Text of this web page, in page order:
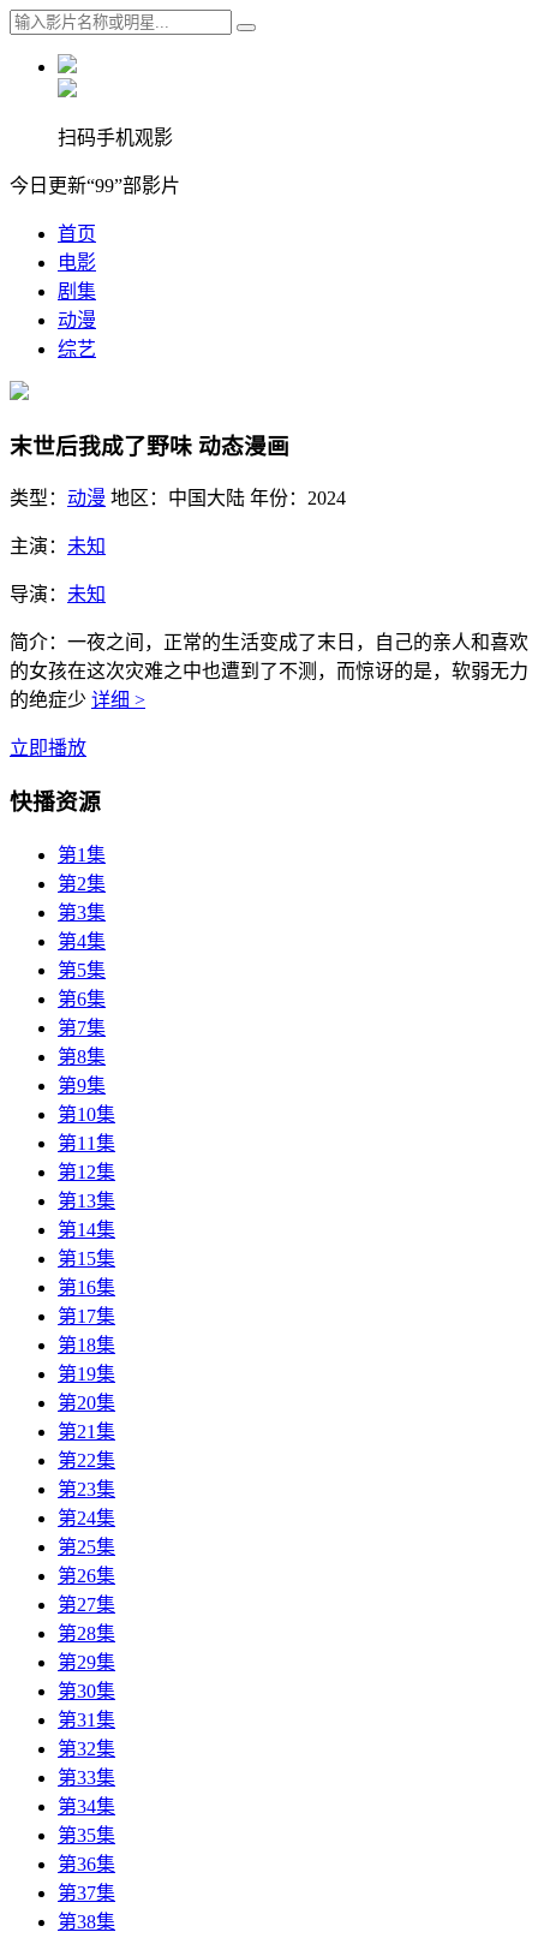
扫码手机观影
今日更新“99”部影片
首页
电影
剧集
动漫
综艺
末世后我成了野味 动态漫画
类型： 动漫 地区： 中国大陆 年份： 2024
主演： 未知
导演： 未知
简介： 一夜之间，正常的生活变成了末日，自己的亲人和喜欢
的女孩在这次灾难之中也遭到了不测，而惊讶的是，软弱无力
的绝症少 详细 >
立即播放
快播资源
第1集
第2集
第3集
第4集
第5集
第6集
第7集
第8集
第9集
第10集
第11集
第12集
第13集
第14集
第15集
第16集
第17集
第18集
第19集
第20集
第21集
第22集
第23集
第24集
第25集
第26集
第27集
第28集
第29集
第30集
第31集
第32集
第33集
第34集
第35集
第36集
第37集
第38集